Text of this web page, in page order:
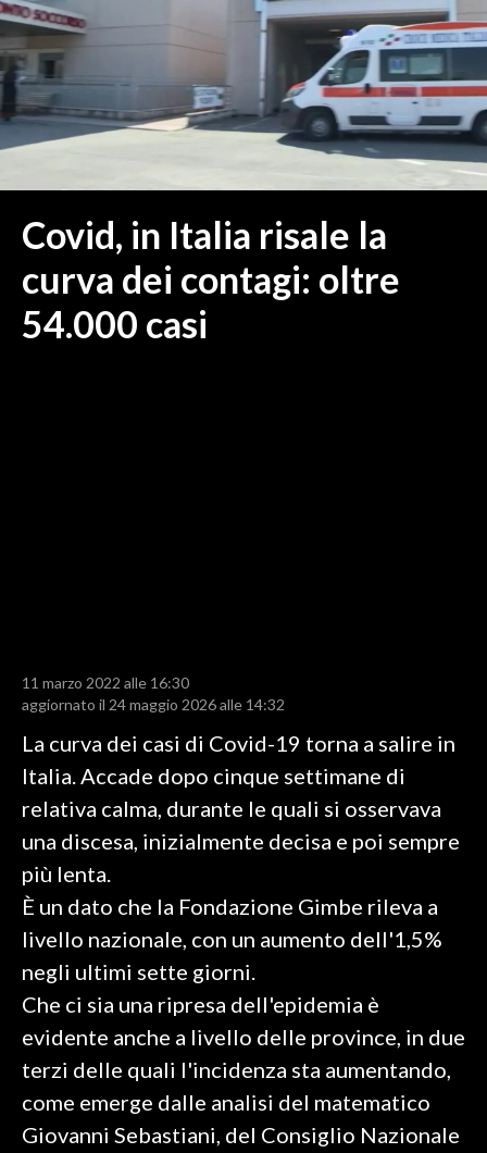
MEDIO CAMPIDANO
ORISTANO E PROVINCIA
SASSARI E PROVINCIA
GALLURA
NUORO E PROVINCIA
ITALIA
MONDO
RISULTATI E CLASSIFICHE
CALCIO REGIONALE
BASKET
VOLLEY
MOTORI
TENNIS
ALTRI SPORT
CULTURA
GOSSIP
SALUTE
Covid, in Italia risale la
curva dei contagi: oltre
54.000 casi
11 marzo 2022 alle 16:30
aggiornato il 24 maggio 2026 alle 14:32
La curva dei casi di Covid-19 torna a salire in
Italia. Accade dopo cinque settimane di
relativa calma, durante le quali si osservava
una discesa, inizialmente decisa e poi sempre
più lenta.
È un dato che la Fondazione Gimbe rileva a
livello nazionale, con un aumento dell'1,5%
negli ultimi sette giorni.
Che ci sia una ripresa dell'epidemia è
evidente anche a livello delle province, in due
terzi delle quali l'incidenza sta aumentando,
come emerge dalle analisi del matematico
Giovanni Sebastiani, del Consiglio Nazionale